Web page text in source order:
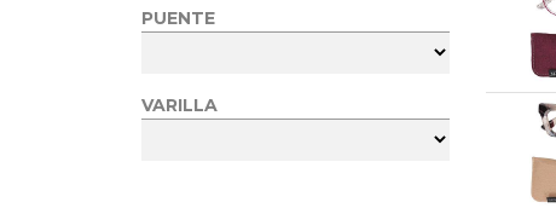
PUENTE
VARILLA